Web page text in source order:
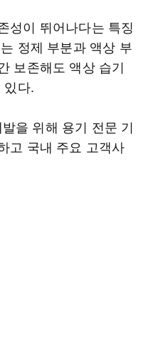
성이 뛰어나다는 특징
정제 부분과 액상 부
보존해도 액상 습기
있다.
을 위해 용기 전문 기
고 국내 주요 고객사